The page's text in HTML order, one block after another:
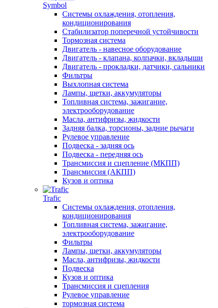
Symbol
Системы охлаждения, отопления,
кондиционирования
Стабилизатор поперечной устойчивости
Тормозная система
Двигатель - навесное оборудование
Двигатель - клапана, колпачки, вкладыши
Двигатель - прокладки, датчики, сальники
Фильтры
Выхлопная система
Лампы, щетки, аккумуляторы
Топливная система, зажигание,
электрооборудование
Масла, антифризы, жидкости
Задняя балка, торсионы, задние рычаги
Рулевое управление
Подвеска - задняя ось
Подвеска - передняя ось
Трансмиссия и сцепление (МКПП)
Трансмиссия (АКПП)
Кузов и оптика
Trafic
Системы охлаждения, отопления,
кондиционирования
Топливная система, зажигание,
электрооборудование
Фильтры
Лампы, щетки, аккумуляторы
Масла, антифризы, жидкости
Подвеска
Кузов и оптика
Трансмиссия и сцепления
Рулевое управление
тормозная система